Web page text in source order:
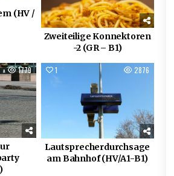
(HV /
Zweiteilige Konnektoren
-2 (GR – B1)
1779 1 2876
Lautsprecherdurchsage
am Bahnhof (HV/A1-B1)